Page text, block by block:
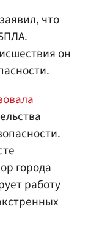
заявил, что
он
города
работу